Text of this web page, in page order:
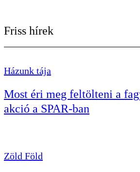
Friss hírek
Házunk tája
Most éri meg feltölteni a
akció a SPAR-ban
Zöld Föld